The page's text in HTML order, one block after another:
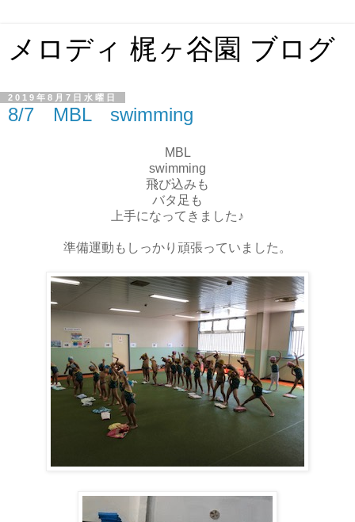
メロディ 梶ヶ谷園 ブログ
2019年8月7日水曜日
8/7 MBL swimming
MBL
swimming
飛び込みも
バタ足も
上手になってきました♪
準備運動もしっかり頑張っていました。